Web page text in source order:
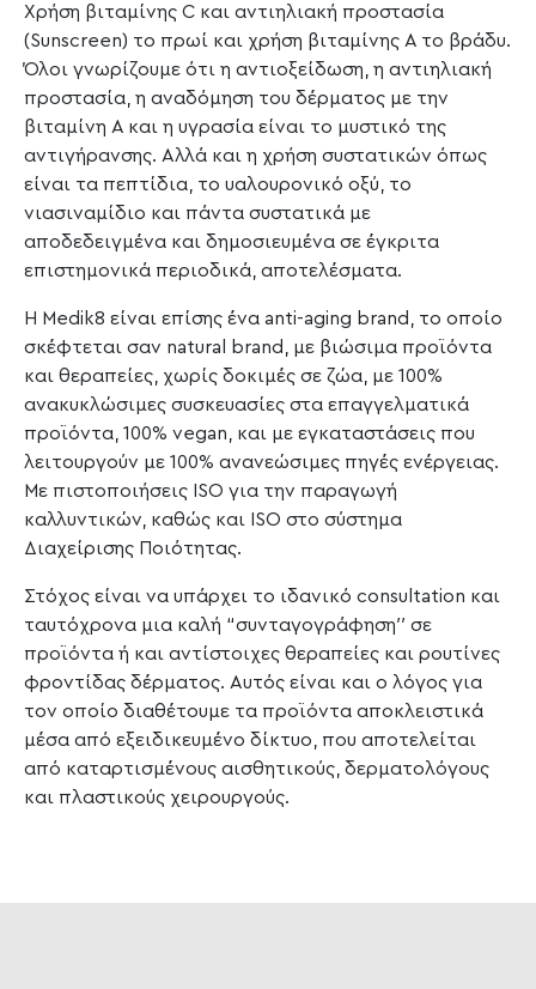
Χρήση βιταμίνης C και αντιηλιακή προστασία
(Sunscreen) το πρωί και χρήση βιταμίνης Α το βράδυ.
Όλοι γνωρίζουμε ότι η αντιοξείδωση, η αντιηλιακή
προστασία, η αναδόμηση του δέρματος με την
βιταμίνη Α και η υγρασία είναι το μυστικό της
αντιγήρανσης. Αλλά και η χρήση συστατικών όπως
είναι τα πεπτίδια, το υαλουρονικό οξύ, το
νιασιναμίδιο και πάντα συστατικά με
αποδεδειγμένα και δημοσιευμένα σε έγκριτα
επιστημονικά περιοδικά, αποτελέσματα.
Η Medik8 είναι επίσης ένα anti-aging brand, το οποίο
σκέφτεται σαν natural brand, με βιώσιμα προϊόντα
και θεραπείες, χωρίς δοκιμές σε ζώα, με 100%
ανακυκλώσιμες συσκευασίες στα επαγγελματικά
προϊόντα, 100% vegan, και με εγκαταστάσεις που
λειτουργούν με 100% ανανεώσιμες πηγές ενέργειας.
Με πιστοποιήσεις ISO για την παραγωγή
καλλυντικών, καθώς και ISO στο σύστημα
Διαχείρισης Ποιότητας.
Στόχος είναι να υπάρχει το ιδανικό consultation και
ταυτόχρονα μια καλή “συνταγογράφηση′′ σε
προϊόντα ή και αντίστοιχες θεραπείες και ρουτίνες
φροντίδας δέρματος. Αυτός είναι και ο λόγος για
τον οποίο διαθέτουμε τα προϊόντα αποκλειστικά
μέσα από εξειδικευμένο δίκτυο, που αποτελείται
από καταρτισμένους αισθητικούς, δερματολόγους
και πλαστικούς χειρουργούς.